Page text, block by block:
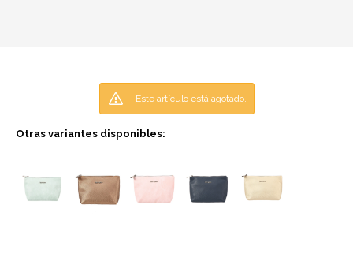
Este artículo está agotado.
Otras variantes disponibles: